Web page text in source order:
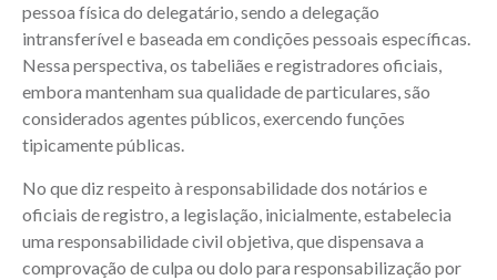
pessoa física do delegatário, sendo a delegação
intransferível e baseada em condições pessoais específicas.
Nessa perspectiva, os tabeliães e registradores oficiais,
embora mantenham sua qualidade de particulares, são
considerados agentes públicos, exercendo funções
tipicamente públicas.
No que diz respeito à responsabilidade dos notários e
oficiais de registro, a legislação, inicialmente, estabelecia
uma responsabilidade civil objetiva, que dispensava a
comprovação de culpa ou dolo para responsabilização por